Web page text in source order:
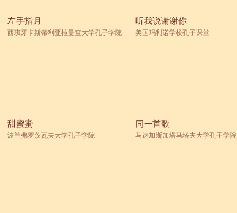
左手指月
西班牙卡斯蒂利亚拉曼查大学孔子学院
听我说谢谢你
美国玛利诺学校孔子课堂
甜蜜蜜
波兰弗罗茨瓦夫大学孔子学院
同一首歌
马达加斯加塔马塔夫大学孔子学院